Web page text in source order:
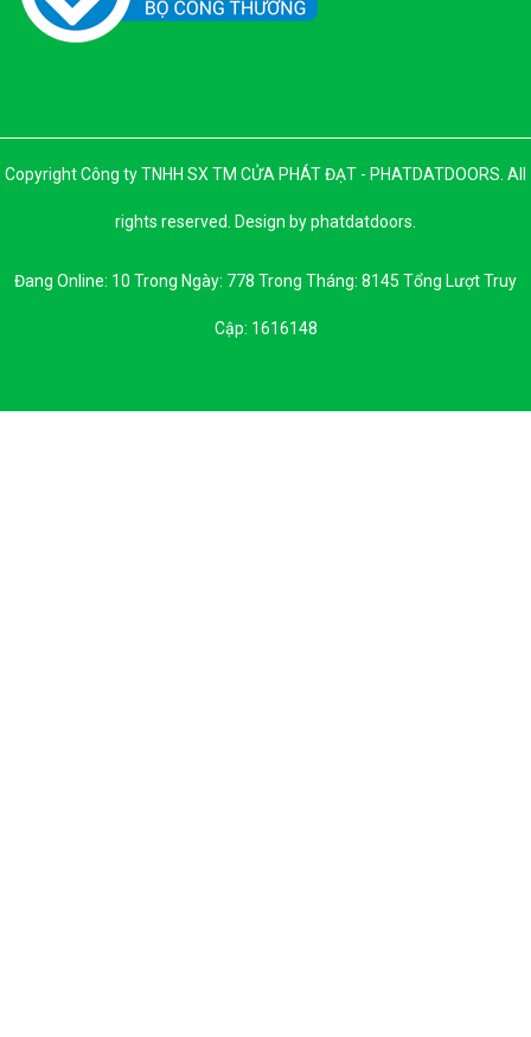
Copyright Công ty TNHH SX TM CỬA PHÁT ĐẠT - PHATDATDOORS. All
rights reserved. Design by phatdatdoors.
Đang Online: 10 Trong Ngày: 778 Trong Tháng: 8145 Tổng Lượt Truy
Cập: 1616148